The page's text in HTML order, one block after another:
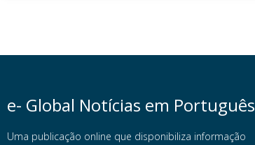
e- Global Notícias em Português
Uma publicação online que disponibiliza informação